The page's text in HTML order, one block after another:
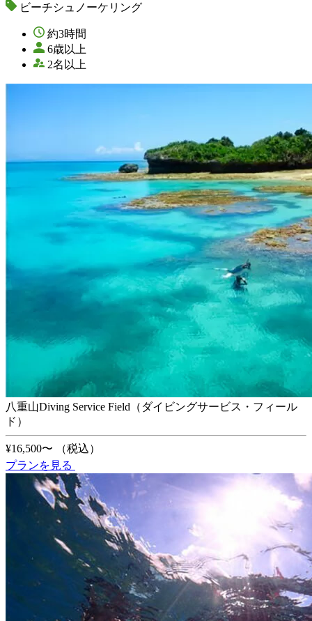
ビーチシュノーケリング
約3時間
6歳以上
2名以上
八重山Diving Service Field（ダイビングサービス・フィール
ド）
¥16,500〜
（税込）
プランを見る